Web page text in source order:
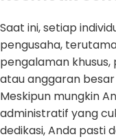
Saat ini, setiap
pengusaha,
pengalaman
atau anggaran
Meskipun mungkin
administratif yang
dedikasi, Anda pasti